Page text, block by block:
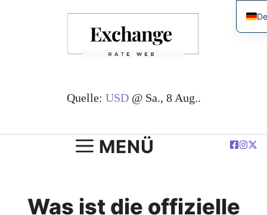
Quelle: USD@ Sa., 8 Aug..
MENÜ
Was ist die offizielle